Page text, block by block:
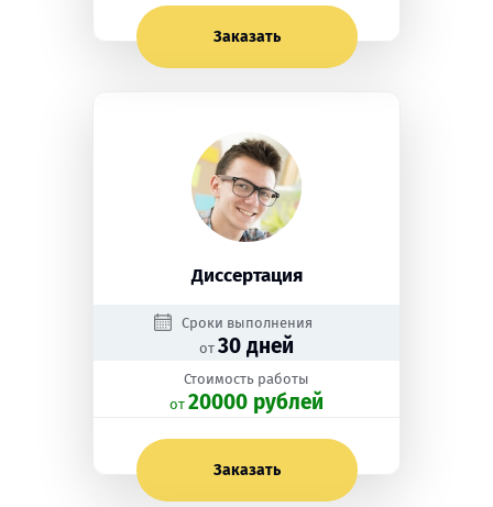
Заказать
Диссертация
Сроки выполнения
от 30 дней
Стоимость работы
oт 20000 рублей
Заказать